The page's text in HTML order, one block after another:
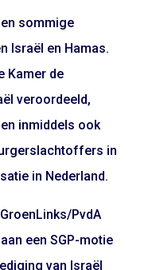
sommige
Israël en Hamas.
Kamer de
veroordeeld,
inmiddels ook
in
in Nederland.
PvdA
een SGP-motie
van Israël